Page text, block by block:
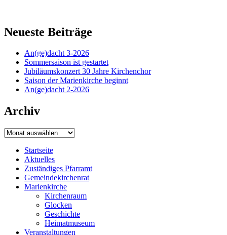
Neueste Beiträge
An(ge)dacht 3-2026
Sommersaison ist gestartet
Jubiläumskonzert 30 Jahre Kirchenchor
Saison der Marienkirche beginnt
An(ge)dacht 2-2026
Archiv
Archiv
Startseite
Aktuelles
Zuständiges Pfarramt
Gemeindekirchenrat
Marienkirche
Kirchenraum
Glocken
Geschichte
Heimatmuseum
Veranstaltungen